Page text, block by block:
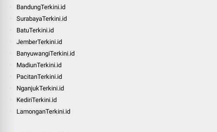
BandungTerkini.id
SurabayaTerkini.id
BatuTerkini.id
JemberTerkini.id
BanyuwangiTerkini.id
MadiunTerkini.id
PacitanTerkini.id
NganjukTerkini.id
KediriTerkini.id
LamonganTerkini.id